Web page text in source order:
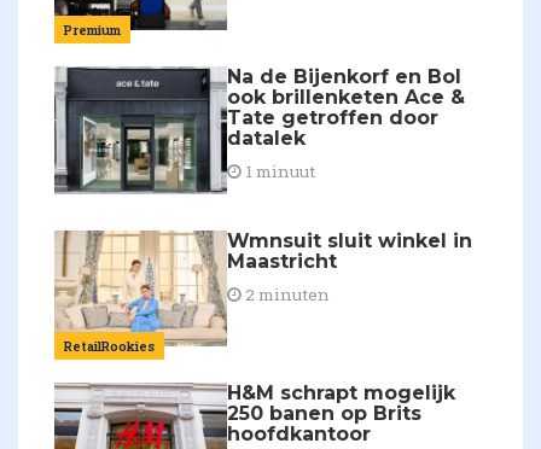
Premium
Na de Bijenkorf en Bol
ook brillenketen Ace &
Tate getroffen door
datalek
1 minuut
RetailRookies
Wmnsuit sluit winkel in
Maastricht
2 minuten
H&M schrapt mogelijk
250 banen op Brits
hoofdkantoor